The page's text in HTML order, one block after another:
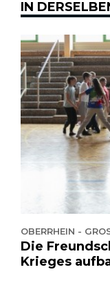
IN
OBERRHEIN -
Die
Krieges